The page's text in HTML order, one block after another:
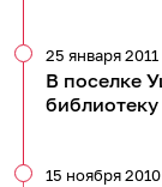
В поселке
25 января 2011
15 ноября 2010